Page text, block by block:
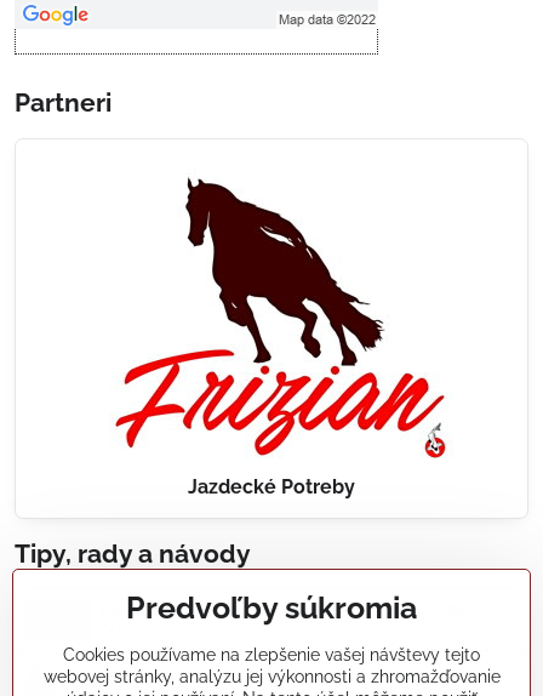
Partneri
Jazdecké Potreby
Tipy, rady a návody
Realizácie záhradných jazierok, bazénov, fontán,
Články a blogy
Predvoľby súkromia
Cookies používame na zlepšenie vašej návštevy tejto
webovej stránky, analýzu jej výkonnosti a zhromažďovanie